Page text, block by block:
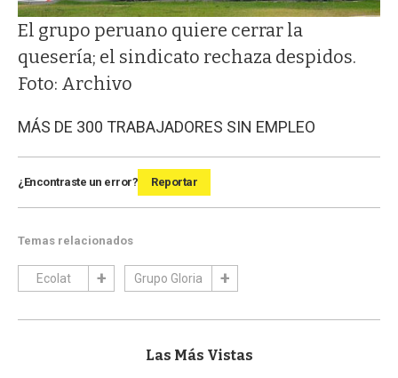
El grupo peruano quiere cerrar la
quesería; el sindicato rechaza despidos.
Foto: Archivo
MÁS DE 300 TRABAJADORES SIN EMPLEO
¿Encontraste un error? Reportar
Temas relacionados
Ecolat Grupo Gloria
Las Más Vistas